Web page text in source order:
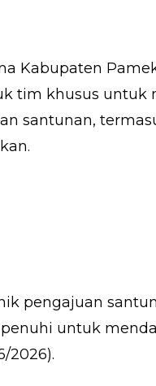
Kabupaten
tim khusus untuk
santunan,
pengajuan
untuk
2026).